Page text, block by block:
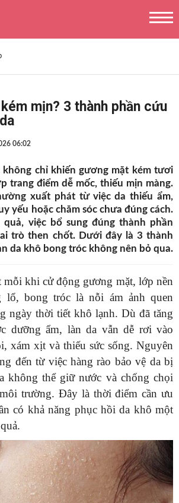
mịn? 3 thành phần cứu
06:02
không chỉ khiến gương mặt kém tươi
trang điểm dễ mốc, thiếu mịn màng.
xuất phát từ việc da thiếu ẩm,
yếu hoặc chăm sóc chưa đúng cách.
việc bổ sung đúng thành phần
trò then chốt. Dưới đây là 3 thành
da khô bong tróc không nên bỏ qua.
mỗi khi cử động gương mặt, lớp nền
lổ, bong tróc là nỗi ám ảnh quen
ngày thời tiết khô lạnh. Dù đã tăng
dưỡng ẩm, làn da vẫn dễ rơi vào
xám xịt và thiếu sức sống. Nguyên
đến từ việc hàng rào bảo vệ da bị
không thể giữ nước và chống chọi
trường. Đây là thời điểm cần ưu
có khả năng phục hồi da khô một